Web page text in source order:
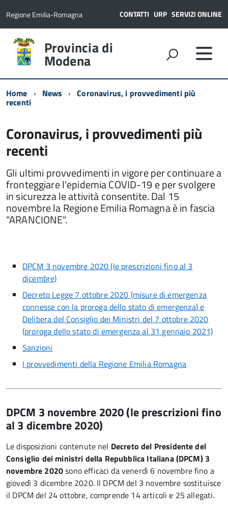
Regione Emilia-Romagna CONTATTI URP SERVIZI ONLINE
Provincia di
Modena
Home News Coronavirus, i provvedimenti più
recenti
Coronavirus, i provvedimenti più
recenti
Gli ultimi provvedimenti in vigore per continuare a
fronteggiare l'epidemia COVID-19 e per svolgere
in sicurezza le attività consentite. Dal 15
novembre la Regione Emilia Romagna è in fascia
"ARANCIONE".
DPCM 3 novembre 2020 (le prescrizioni fino al 3
dicembre)
Decreto Legge 7 ottobre 2020 (misure di emergenza
connesse con la proroga dello stato di emergenza) e
Delibera del Consiglio dei Ministri del 7 ottobre 2020
(proroga dello stato di emergenza al 31 gennaio 2021)
Sanzioni
I provvedimenti della Regione Emilia Romagna
DPCM 3 novembre 2020 (le prescrizioni fino
al 3 dicembre 2020)
Le disposizioni contenute nel Decreto del Presidente del
Consiglio dei ministri della Repubblica Italiana (DPCM) 3
novembre 2020sono efficaci da venerdì 6 novembre fino a
giovedì 3 dicembre 2020. Il DPCM del 3 novembre sostituisce
il DPCM del 24 ottobre, comprende 14 articoli e 25 allegati.